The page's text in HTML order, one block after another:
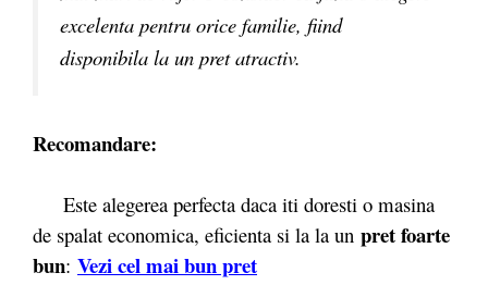
excelenta pentru orice familie, fiind
disponibila la un pret atractiv.
Recomandare:
Este alegerea perfecta daca iti doresti o masina
de spalat economica, eficienta si la la un pret foarte
bun: Vezi cel mai bun pret